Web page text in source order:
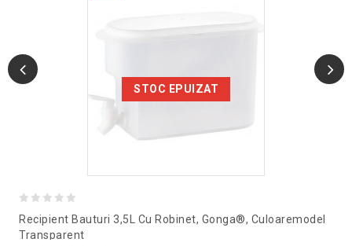
STOC EPUIZAT
out
Recipient Bauturi 3,5L Cu Robinet, Gonga®, Culoaremodel
Transparent